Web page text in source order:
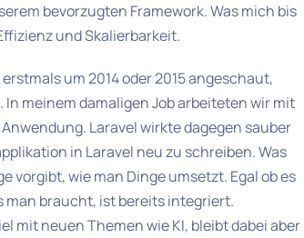
bevorzugten Framework. Was mich bis
und Skalierbarkeit.
um 2014 oder 2015 angeschaut,
meinem damaligen Job arbeiteten wir mit
Laravel wirkte dagegen sauber
in Laravel neu zu schreiben. Was
vorgibt, wie man Dinge umsetzt. Egal ob es
man braucht, ist bereits integriert.
mit neuen Themen wie KI, bleibt dabei aber